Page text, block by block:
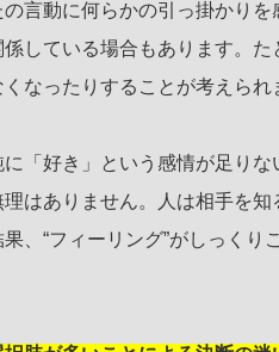
言動に何らかの引っ掛かりを
している場合もあります。た
なったりすることが考えられ
「好き」という感情が足りな
はありません。人は相手を知
、“フィーリング”がしっくり